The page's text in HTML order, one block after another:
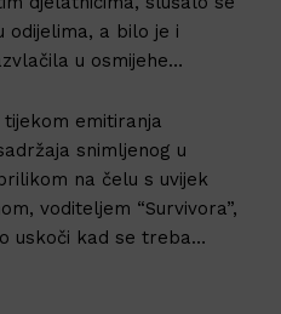
odijelima, a bilo je i
u osmijehe…
tijekom emitiranja
snimljenog u
na čelu s uvijek
voditeljem “Survivora”,
uskoči kad se treba…